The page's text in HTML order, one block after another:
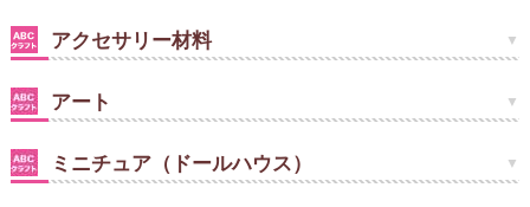
アクセサリー材料
アート
ミニチュア（ドールハウス）